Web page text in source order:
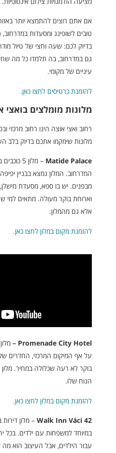
אם אתם רוצים להתמצא יותר
טובים לשופינג ומסעדות
בדיוק לכם: שעה וחצי של טיול
גם במדרחוב, בה תלמדו כל מה
עיניים של מקומי.
להזמנת כרטיסים לחצו כאן.
מלונות מומלצים
רחוב ואצי אוצה הינו רחוב מרכזי
מלונות שימקמו אתכם בדיוק בלב
Matide Palace
– מלון 5
המדרחוב. המלון נמצא בבניין
מבפנים. יש בו ספא, מסעדת
וארוחת בוקר מעולה. מתאים למי
אלא גם מהמלון.
להזמנת מקום במלון לחצו כאן.
Promenade City Hotel
–
על אף המיקום המרכזי, החדרים
בוקר לא רעה שכלולה במחיר.
הנוח שלו.
להזמנת מקום במלון לחצו כאן.
Walk Inn Váci 42 – מלון
במיוחד למשפחות עם ילדים. בכל
עבור הילדים, אבל העיצוב הוא